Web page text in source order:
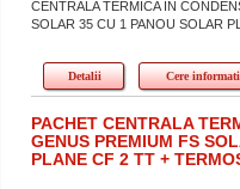
CENTRALA TERMICA IN
SOLAR 35 CU 1 PANOU SOLAR
Detalii Cere
PACHET CENTRALA
GENUS PREMIUM FS
PLANE CF 2 TT +